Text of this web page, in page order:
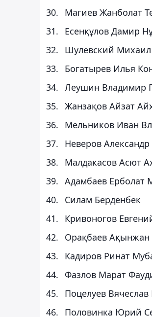
Магиев Жанболат
Есенқұлов Дамир
Шулевский
Богатырев Илья
Леушин Владимир
Жанзақов Айзат
Мельников Иван
Неверов
Малдакасов Асют
Адамбаев Ерболат
Силам Берденбек
Кривоногов
Орақбаев Ақынжан
Кадиров Ринат
Фазлов Марат
Поцелуев
Половинка Юрий